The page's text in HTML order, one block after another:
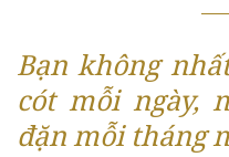
Bạn không
cót mỗi ngày,
đặn mỗi tháng